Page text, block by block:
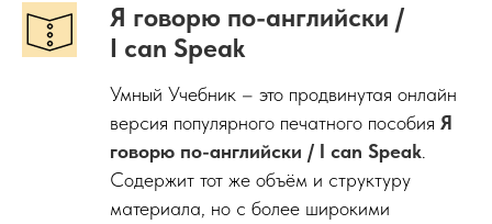
Я говорю по-английски /
I can Speak
Умный Учебник – это продвинутая онлайн
версия популярного печатного пособия Я
говорю по-английски / I can Speak.
Содержит тот же объём и структуру
материала, но с более широкими